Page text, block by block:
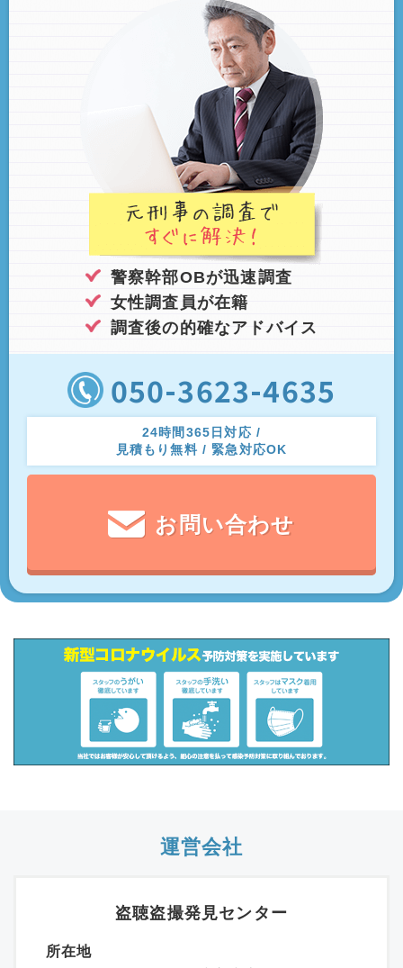
警察幹部OBが迅速調査
女性調査員が在籍
調査後の的確なアドバイス
050-3623-4635
24時間365日対応 /
見積もり無料 / 緊急対応OK
お問い合わせ
運営会社
盗聴盗撮発見センター
所在地